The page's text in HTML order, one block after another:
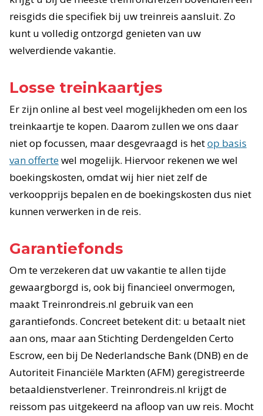
reisgids die specifiek bij uw treinreis aansluit. Zo
kunt u volledig ontzorgd genieten van uw
welverdiende vakantie.
Losse treinkaartjes
Er zijn online al best veel mogelijkheden om een los
treinkaartje te kopen. Daarom zullen we ons daar
niet op focussen, maar desgevraagd is hetop basis
van offertewel mogelijk. Hiervoor rekenen we wel
boekingskosten, omdat wij hier niet zelf de
verkoopprijs bepalen en de boekingskosten dus niet
kunnen verwerken in de reis.
Garantiefonds
Om te verzekeren dat uw vakantie te allen tijde
gewaargborgd is, ook bij financieel onvermogen,
maakt Treinrondreis.nl gebruik van een
garantiefonds. Concreet betekent dit: u betaalt niet
aan ons, maar aan Stichting Derdengelden Certo
Escrow, een bij De Nederlandsche Bank (DNB) en de
Autoriteit Financiële Markten (AFM) geregistreerde
betaaldienstverlener. Treinrondreis.nl krijgt de
reissom pas uitgekeerd na afloop van uw reis. Mocht